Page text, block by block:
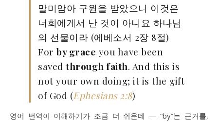
말미암아 구원을 받았으니 이것은
너희에게서 난 것이 아니요 하나님
의 선물이라 (에베소서 2장 8절)
For by grace you have been
saved through faith. And this is
not your own doing; it is the gift
of God (Ephesians 2:8)
영어 번역이 이해하기가 조금 더 쉬운데 — “by”는 근거를,